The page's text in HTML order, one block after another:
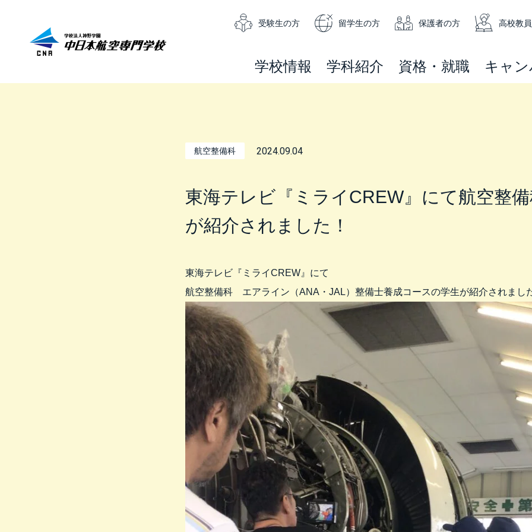
受験生の方 留学生の方 保護者の方 高校教
学校情報 学科紹介 資格・就職 キャ
航空整備科 2024.09.04
東海テレビ『ミライCREW』にて航空整
が紹介されました！
東海テレビ『ミライCREW』にて
航空整備科 エアライン（ANA・JAL）整備士養成コースの学生が紹介されまし